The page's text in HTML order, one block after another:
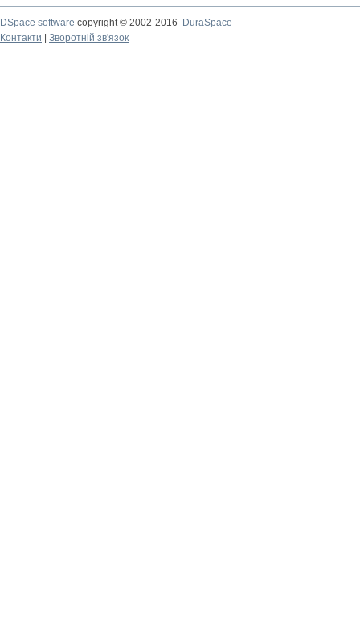
DSpace software copyright © 2002-2016
DuraSpace
Контакти
Зворотній зв'язок